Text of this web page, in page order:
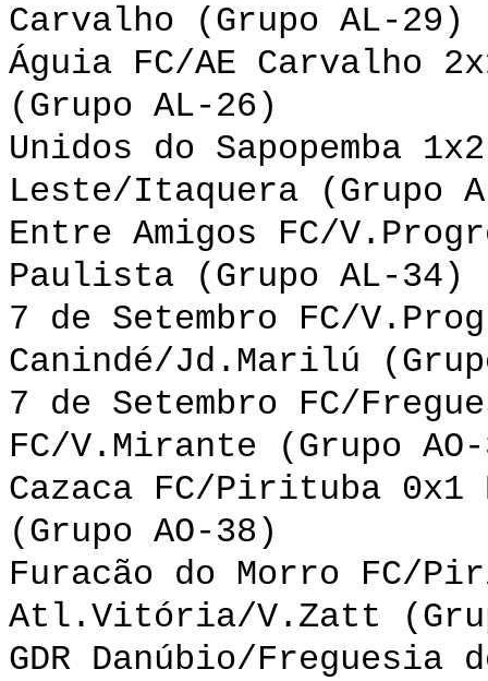
Carvalho (Grupo AL-29)
Águia FC/AE Carvalho
(Grupo AL-26)
Unidos do Sapopemba
Leste/Itaquera (Grupo
Entre Amigos FC/
Paulista (Grupo AL-34)
7 de Setembro FC/
Canindé/Jd.Marilú
7 de Setembro FC/
FC/V.Mirante (Grupo
Cazaca FC/Pirituba
(Grupo AO-38)
Furacão do Morro FC/
Atl.Vitória/V.Zatt
GDR Danúbio/Freguesia